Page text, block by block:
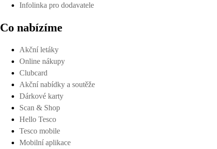
Infolinka pro dodavatele
Co nabízíme
Akční letáky
Online nákupy
Clubcard
Akční nabídky a soutěže
Dárkové karty
Scan & Shop
Hello Tesco
Tesco mobile
Mobilní aplikace